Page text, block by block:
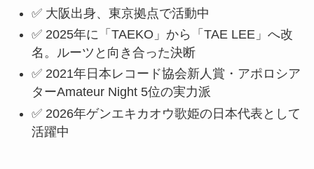
✅ 大阪出身、東京拠点で活動中
✅ 2025年に「TAEKO」から「TAE LEE」へ改
名。ルーツと向き合った決断
✅ 2021年日本レコード協会新人賞・アポロシア
ターAmateur Night 5位の実力派
✅ 2026年ゲンエキカオウ歌姫の日本代表として
活躍中